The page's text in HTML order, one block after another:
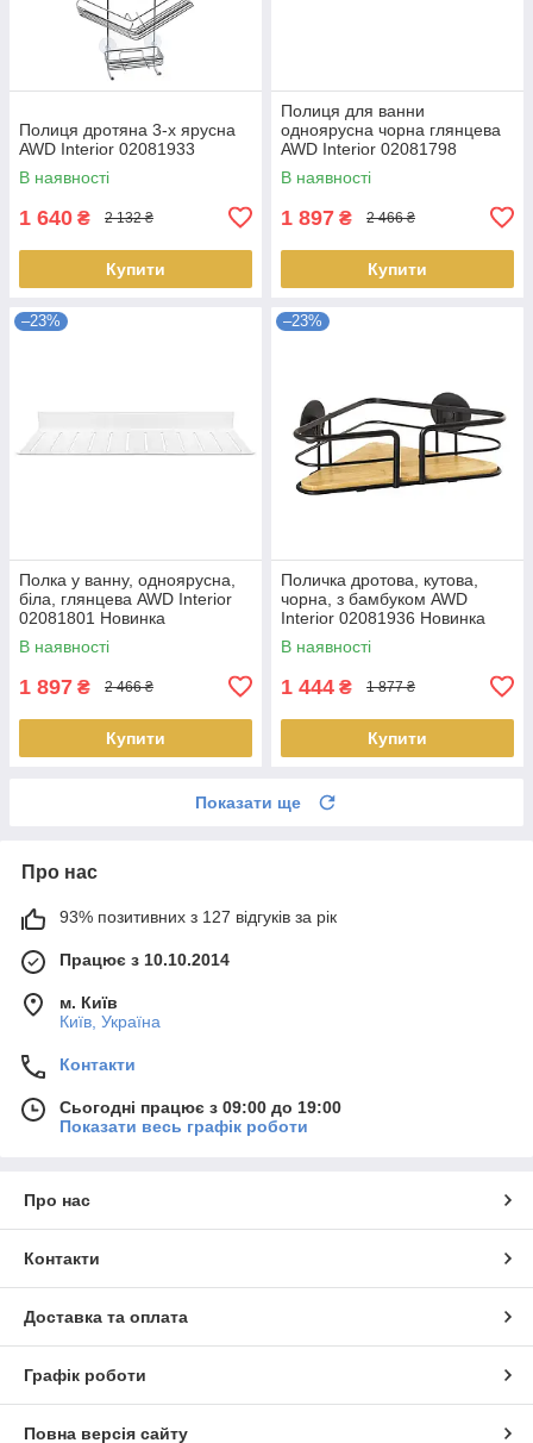
Полиця дротяна 3-х ярусна
AWD Interior 02081933
В наявності
1 640 ₴ 2 132 ₴
Купити
Полиця для ванни
одноярусна чорна глянцева
AWD Interior 02081798
металева
В наявності
1 897 ₴ 2 466 ₴
Купити
–23%
Полка у ванну, одноярусна,
біла, глянцева AWD Interior
02081801 Новинка
В наявності
1 897 ₴ 2 466 ₴
Купити
–23%
Поличка дротова, кутова,
чорна, з бамбуком AWD
Interior 02081936 Новинка
В наявності
1 444 ₴ 1 877 ₴
Купити
Показати ще
Про нас
93% позитивних з 127 відгуків за рік
Працює з 10.10.2014
м. Київ
Київ, Україна
Контакти
Сьогодні працює з 09:00 до 19:00
Показати весь графік роботи
Про нас
Контакти
Доставка та оплата
Графік роботи
Повна версія сайту